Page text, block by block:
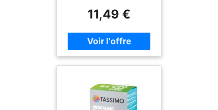
medium : Taschenbuch,
numberOfPages : 58,
publicationDate : 2015-
06-15, authors : Alison
McNicol, ISBN :
11,49 €